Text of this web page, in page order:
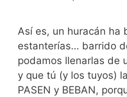
Así es, un huracán ha
estanterías… barrido
podamos llenarlas de
y que tú (y los tuyos)
PASEN y BEBAN,